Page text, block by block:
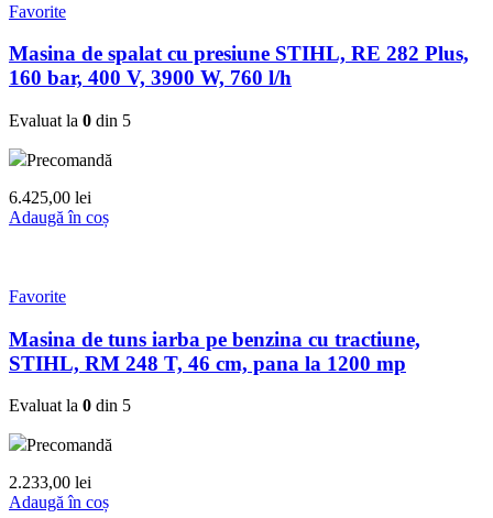
Favorite
Masina de spalat cu presiune STIHL, RE 282 Plus,
160 bar, 400 V, 3900 W, 760 l/h
Evaluat la 0 din 5
Precomandă
6.425,00 lei
Adaugă în coș
Favorite
Masina de tuns iarba pe benzina cu tractiune,
STIHL, RM 248 T, 46 cm, pana la 1200 mp
Evaluat la 0 din 5
Precomandă
2.233,00 lei
Adaugă în coș